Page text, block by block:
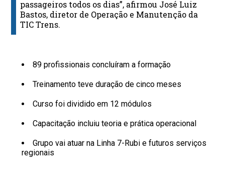
passageiros todos os dias”, afirmou José Luiz
Bastos, diretor de Operação e Manutenção da
TIC Trens.
89 profissionais concluíram a formação
Treinamento teve duração de cinco meses
Curso foi dividido em 12 módulos
Capacitação incluiu teoria e prática operacional
Grupo vai atuar na Linha 7-Rubi e futuros serviços
regionais